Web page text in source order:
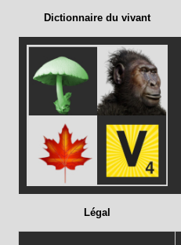
Dictionnaire du vivant
Légal